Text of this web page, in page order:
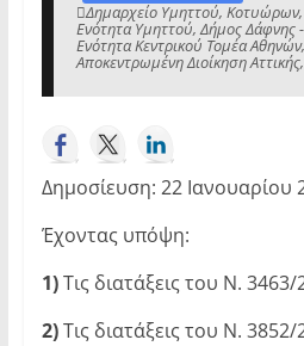
Δημαρχείο Υμηττού, Κοτυώρων,
Ενότητα Υμηττού, Δήμος Δάφνης
Ενότητα Κεντρικού Τομέα
Αποκεντρωμένη Διοίκηση
Δημοσίευση: 22 Ιανουαρίου
Έχοντας υπόψη:
1)Τις διατάξεις του Ν. 3463/
2)Τις διατάξεις του Ν.